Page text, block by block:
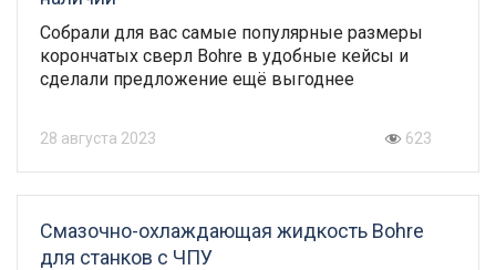
Собрали для вас самые популярные размеры
корончатых сверл Bohre в удобные кейсы и
сделали предложение ещё выгоднее
28 августа 2023 623
Смазочно-охлаждающая жидкость Bohre
для станков с ЧПУ